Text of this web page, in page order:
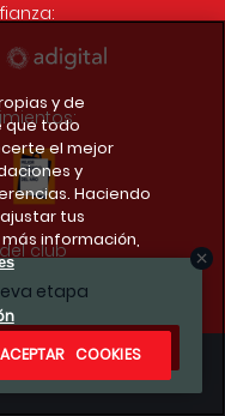
etapa
club
y de
que todo
el mejor
y
Haciendo
tus
información,
ACEPTAR COOKIES